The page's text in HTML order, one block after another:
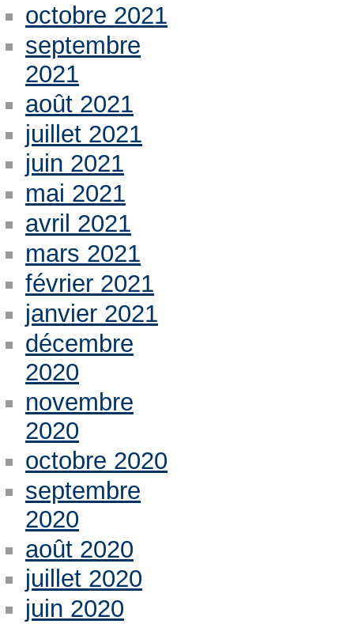
octobre 2021
septembre
2021
août 2021
juillet 2021
juin 2021
mai 2021
avril 2021
mars 2021
février 2021
janvier 2021
décembre
2020
novembre
2020
octobre 2020
septembre
2020
août 2020
juillet 2020
juin 2020